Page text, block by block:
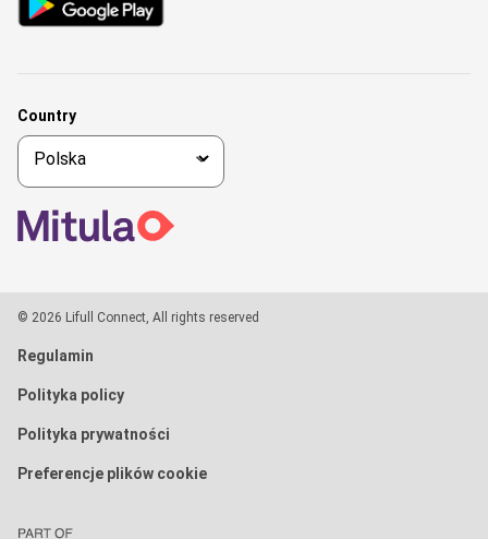
Country
© 2026 Lifull Connect, All rights reserved
Regulamin
Polityka policy
Polityka prywatności
Preferencje plików cookie